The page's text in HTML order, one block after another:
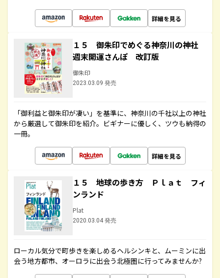
詳細を見る
１５ 御朱印でめぐる神奈川の神社
週末開運さんぽ 改訂版
御朱印
2023.03.09 発売
「御利益と御朱印が凄い」を基準に、神奈川の千社以上の神社
から厳選して御朱印を紹介。ビギナーに優しく、ツウも納得の
一冊。
詳細を見る
１５ 地球の歩き方 Ｐｌａｔ フィ
ンランド
Plat
2020.03.04 発売
ローカル気分で町歩きを楽しめるヘルシンキと、ムーミンに出
会う地方都市、オーロラに出会う北極圏に行ってみませんか?